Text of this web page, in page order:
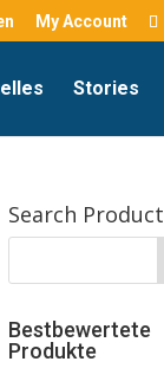
My Account
Stories
Search Product
Bestbewertete
Produkte